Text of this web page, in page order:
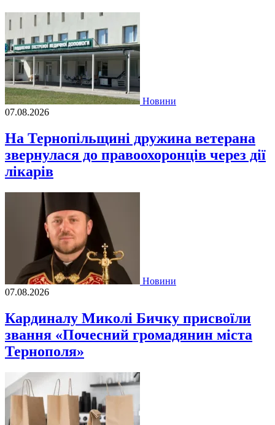
Новини
07.08.2026
На Тернопільщині дружина ветерана
звернулася до правоохоронців через дії
лікарів
Новини
07.08.2026
Кардиналу Миколі Бичку присвоїли
звання «Почесний громадянин міста
Тернополя»